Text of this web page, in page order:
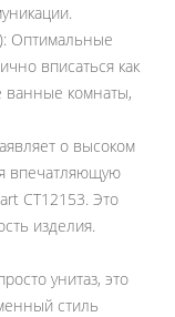
Оптимальные
вписаться как
ванные комнаты,
о высоком
впечатляющую
CT12153. Это
изделия.
унитаз, это
стиль